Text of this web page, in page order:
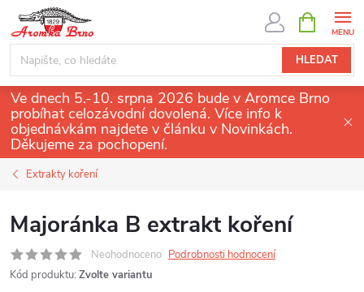
obsah
HLEDAT
NÁKUPNÍ
KOŠÍK
Ve dnech 5.-10. srpna 2026 bude v Aromce Brno
probíhat celozávodní dovolená. Více info k
objednávkám najdete v článku v Novinkách.
Děkujeme za pochopení.
Extrakty koření
Majoránka B extrakt koření
Neohodnoceno Podrobnosti hodnocení
Kód produktu: Zvolte variantu